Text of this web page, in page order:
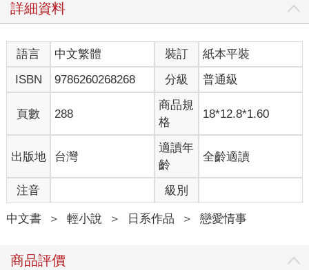
詳細資料
語言 中文繁體 裝訂
紙本平裝
ISBN
9786260268268 分級 普通級
頁數 288
商品規
格
18*12.8*1.60
出版地 台灣
適讀年
齡
全齡適讀
注音 級別
中文書 ＞ 輕小說 ＞ 日系作品 ＞ 戀愛情事
商品評價